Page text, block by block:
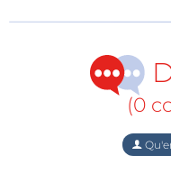
Diodes Incorporated
(0